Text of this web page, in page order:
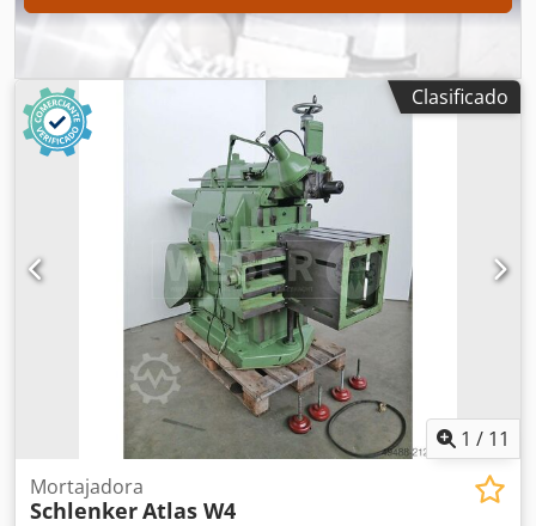
Clasificado
1 / 11
Mortajadora
SchlenkerAtlas W4